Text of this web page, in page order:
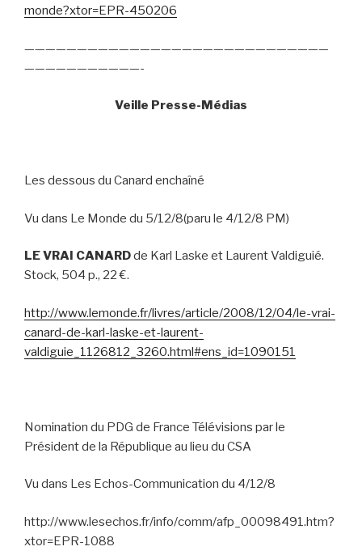
monde?xtor=EPR-450206
—————————————————————————————
———————————-
Veille Presse-Médias
Les dessous du Canard enchaîné
Vu dans Le Monde du 5/12/8(paru le 4/12/8 PM)
LE VRAI CANARDde Karl Laske et Laurent Valdiguié.
Stock, 504 p., 22 €.
http://www.lemonde.fr/livres/article/2008/12/04/le-vrai-
canard-de-karl-laske-et-laurent-
valdiguie_1126812_3260.html#ens_id=1090151
Nomination du PDG de France Télévisions par le
Président de la République au lieu du CSA
Vu dans Les Echos-Communication du 4/12/8
http://www.lesechos.fr/info/comm/afp_00098491.htm?
xtor=EPR-1088